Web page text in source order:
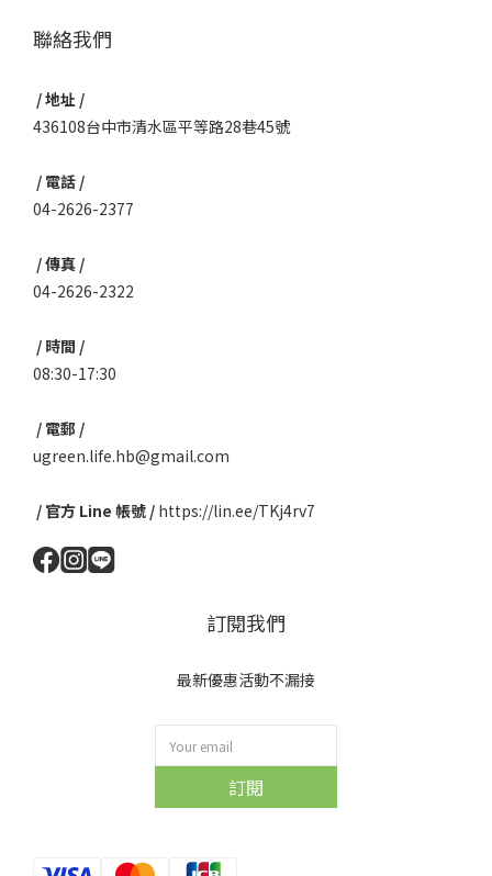
聯絡我們
/ 地址 /
436108台中市清水區平等路28巷45號
/ 電話 /
04-2626-2377
/ 傳真 /
04-2626-2322
/ 時間 /
08:30-17:30
/ 電郵 /
ugreen.life.hb@gmail.com
/ 官方 Line 帳號 / https://lin.ee/TKj4rv7
訂閱我們
最新優惠活動不漏接
訂閱